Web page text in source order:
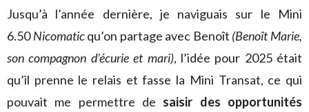
Jusqu’à l’année dernière, je naviguais sur le Mini
6.50Nicomaticqu’on partage avec Benoît (Benoît Marie,
son compagnon d’écurie et mari), l’idée pour 2025 était
qu’il prenne le relais et fasse la Mini Transat, ce qui
pouvait me permettre de saisir des opportunités